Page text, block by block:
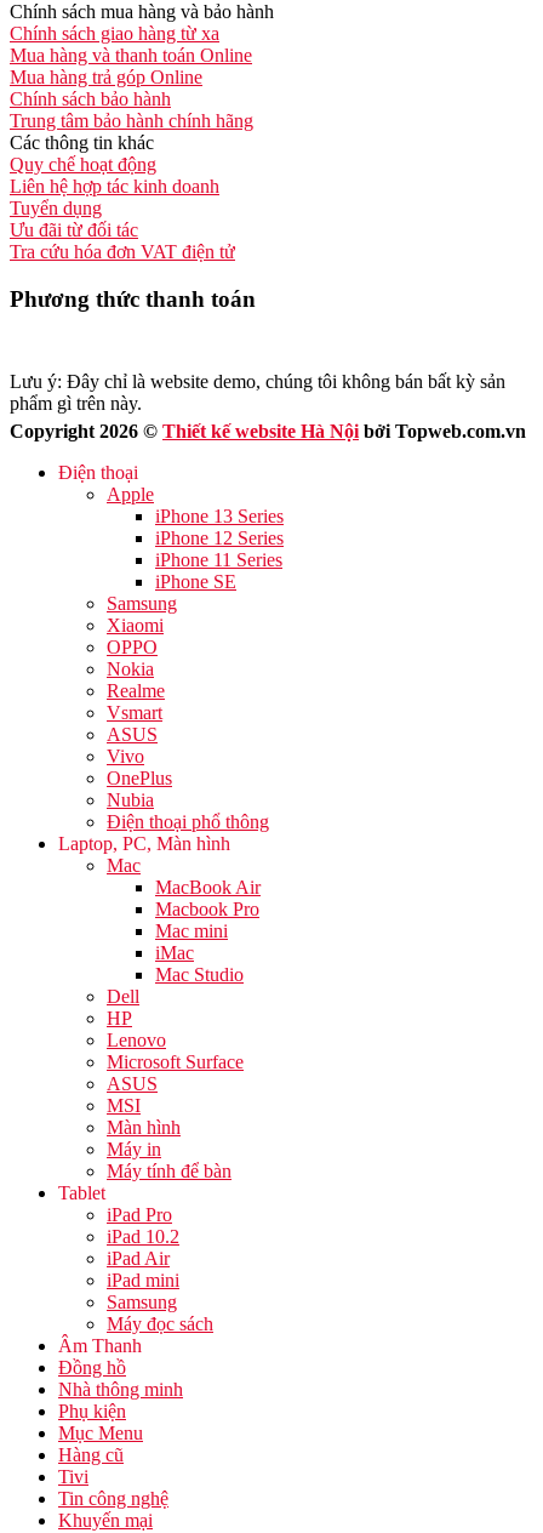
Chính sách mua hàng và bảo hành
Chính sách giao hàng từ xa
Mua hàng và thanh toán Online
Mua hàng trả góp Online
Chính sách bảo hành
Trung tâm bảo hành chính hãng
Các thông tin khác
Quy chế hoạt động
Liên hệ hợp tác kinh doanh
Tuyển dụng
Ưu đãi từ đối tác
Tra cứu hóa đơn VAT điện tử
Phương thức thanh toán
Lưu ý: Đây chỉ là website demo, chúng tôi không bán bất kỳ sản
phẩm gì trên này.
Copyright 2026 © Thiết kế website Hà Nộibởi Topweb.com.vn
Điện thoại
Apple
iPhone 13 Series
iPhone 12 Series
iPhone 11 Series
iPhone SE
Samsung
Xiaomi
OPPO
Nokia
Realme
Vsmart
ASUS
Vivo
OnePlus
Nubia
Điện thoại phổ thông
Laptop, PC, Màn hình
Mac
MacBook Air
Macbook Pro
Mac mini
iMac
Mac Studio
Dell
HP
Lenovo
Microsoft Surface
ASUS
MSI
Màn hình
Máy in
Máy tính để bàn
Tablet
iPad Pro
iPad 10.2
iPad Air
iPad mini
Samsung
Máy đọc sách
Âm Thanh
Đồng hồ
Nhà thông minh
Phụ kiện
Mục Menu
Hàng cũ
Tivi
Tin công nghệ
Khuyến mại